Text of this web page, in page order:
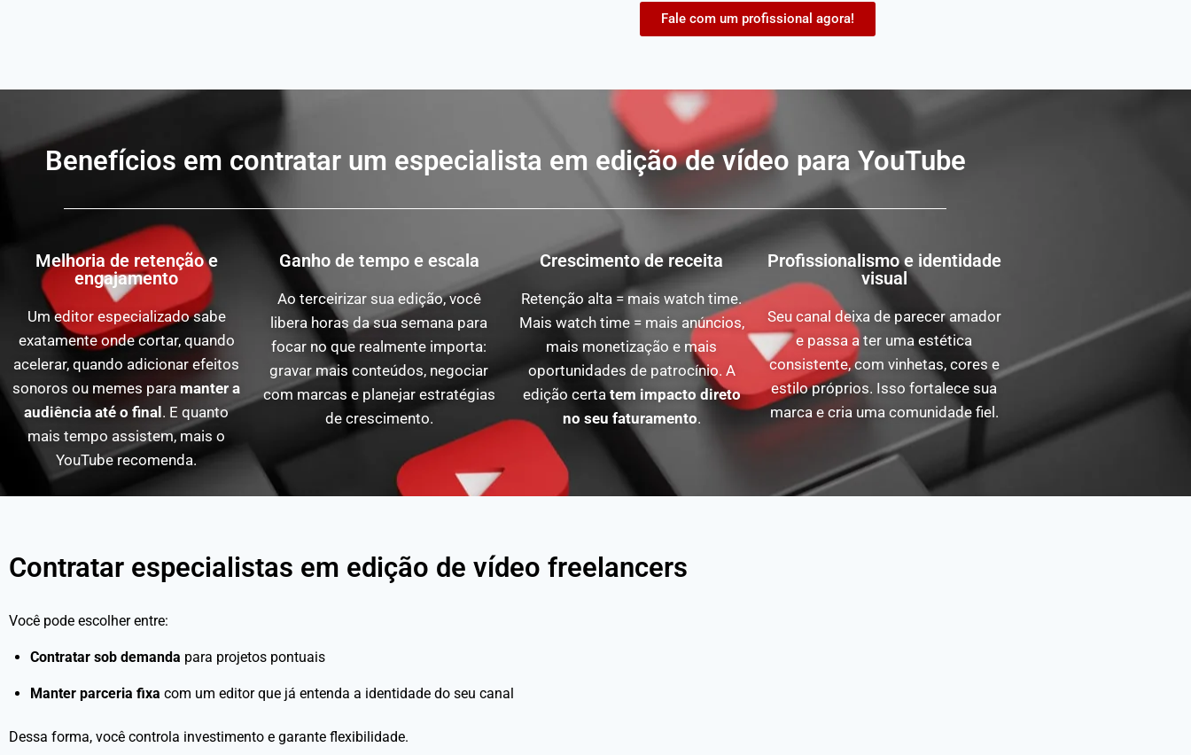
Fale com um profissional agora!
Benefícios em contratar um especialista em edição de vídeo para YouTube
Melhoria de retenção e
engajamento
Um editor especializado sabe
exatamente onde cortar, quando
acelerar, quando adicionar efeitos
sonoros ou memes para manter a
audiência até o final . E quanto
mais tempo assistem, mais o
YouTube recomenda.
Ganho de tempo e escala
Ao terceirizar sua edição, você
libera horas da sua semana para
focar no que realmente importa:
gravar mais conteúdos, negociar
com marcas e planejar estratégias
de crescimento.
Crescimento de receita
Retenção alta = mais watch time.
Mais watch time = mais anúncios,
mais monetização e mais
oportunidades de patrocínio. A
edição certatem impacto direto
no seu faturamento.
Profissionalismo e identidade
visual
Seu canal deixa de parecer amador
e passa a ter uma estética
consistente, com vinhetas, cores e
estilo próprios. Isso fortalece sua
marca e cria uma comunidade fiel.
Contratar especialistas em edição de vídeo freelancers
Você pode escolher entre:
Contratar sob demanda para projetos pontuais
Manter parceria fixa com um editor que já entenda a identidade do seu canal
Dessa forma, você controla investimento e garante flexibilidade.